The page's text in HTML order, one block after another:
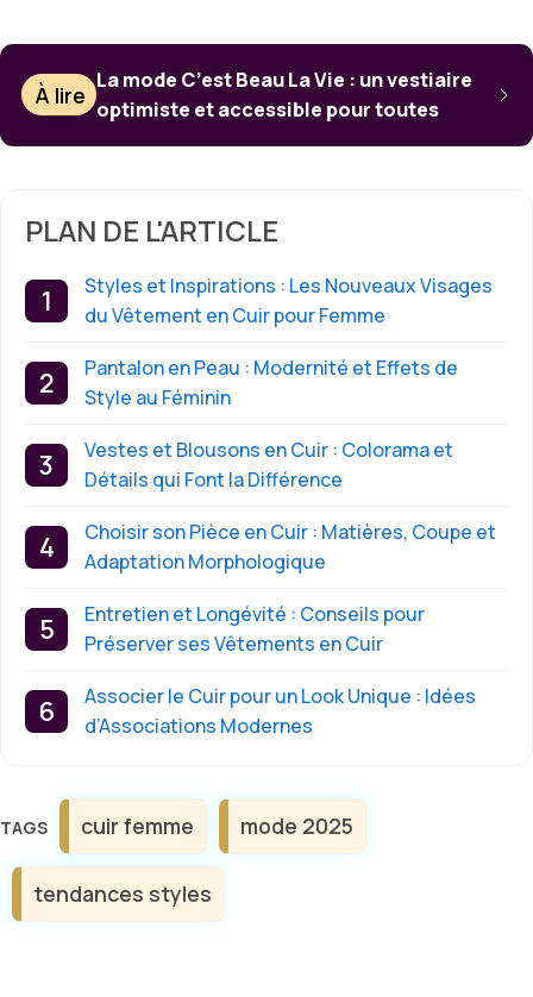
À lire
La mode C’est Beau La Vie : un vestiaire
optimiste et accessible pour toutes
PLAN DE L'ARTICLE
Styles et Inspirations : Les Nouveaux Visages
du Vêtement en Cuir pour Femme
Pantalon en Peau : Modernité et Effets de
Style au Féminin
Vestes et Blousons en Cuir : Colorama et
Détails qui Font la Différence
Choisir son Pièce en Cuir : Matières, Coupe et
Adaptation Morphologique
Entretien et Longévité : Conseils pour
Préserver ses Vêtements en Cuir
Associer le Cuir pour un Look Unique : Idées
d’Associations Modernes
Étiquettes
cuir femme mode 2025
tendances styles